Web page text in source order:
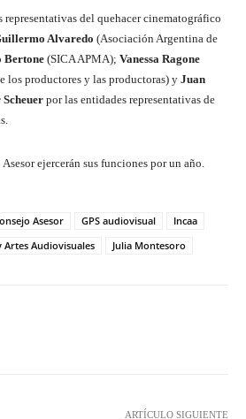
representativas del quehacer cinematográfico
Alvaredo (Asociación Argentina de
Bertone (SICA APMA); Vanessa Ragone
los productores y las productoras) y Juan
por las entidades representativas de
ejercerán sus funciones por un año.
Asesor GPS audiovisual
Incaa
Audiovisuales
Julia Montesoro
ARTÍCULO SIGUIENTE